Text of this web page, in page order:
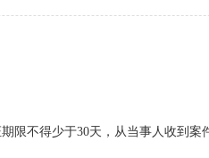
限不得少于30天，从当事人收到案